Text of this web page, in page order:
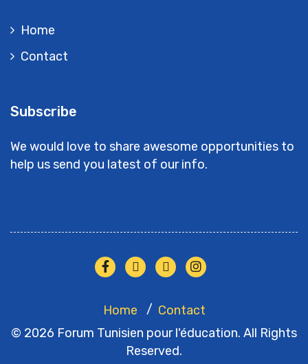
Home
Contact
Subscribe
We would love to share awesome opportunities to
help us send you latest of our info.
Home
Contact
© 2026 Forum Tunisien pour l'éducation. All Rights
Reserved.